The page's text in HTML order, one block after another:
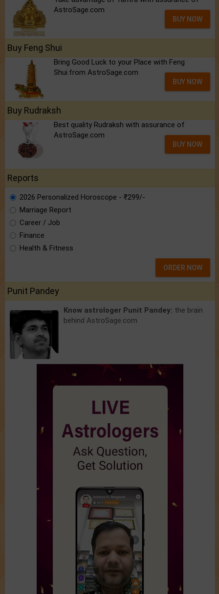
AstroSage.com
BUY NOW
Buy Feng Shui
Bring Good Luck to your Place with Feng
Shui.from AstroSage.com
BUY NOW
Buy Rudraksh
Best quality Rudraksh with assurance of
AstroSage.com
BUY NOW
Reports
2026 Personalized Horoscope - ₹299/-
Marriage Report
Career / Job
Finance
Health & Fitness
ORDER NOW
Punit Pandey
Know astrologer Punit Pandey: the brain
behind AstroSage.com